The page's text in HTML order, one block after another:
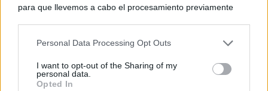
para que llevemos a cabo el procesamiento previamente
negar su consentimiento. Tenga en cuenta que algún
de su consentimiento, pero usted tiene el derecho de
rechazar tal procesamiento. Sus preferencias se aplicarán
Personal Data Processing Opt Outs
I want to opt-out of the Sharing of my
personal data.
Opted In